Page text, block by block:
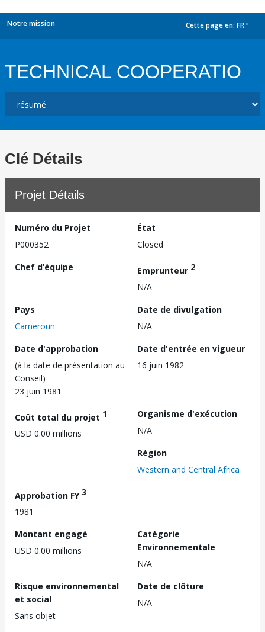
Notre mission Cette page en: FR
TECHNICAL COOPERATIO
Clé Détails
Projet Détails
Numéro du Projet
P000352
État
Closed
Chef d’équipe
Emprunteur 2
N/A
Pays
Cameroun
Date de divulgation
N/A
Date d'approbation
(à la date de présentation au
Conseil)
23 juin 1981
Date d'entrée en vigueur
16 juin 1982
Coût total du projet 1
USD 0.00 millions
Organisme d'exécution
N/A
Région
Western and Central Africa
Approbation FY3
1981
Montant engagé
USD 0.00 millions
Catégorie
Environnementale
N/A
Risque environnemental
et social
Sans objet
Date de clôture
N/A